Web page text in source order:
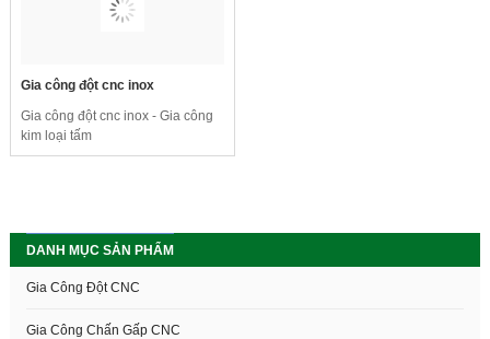
Gia công đột cnc inox
Gia công đột cnc inox - Gia công
kim loại tấm
DANH MỤC SẢN PHẨM
Gia Công Đột CNC
Gia Công Chấn Gấp CNC